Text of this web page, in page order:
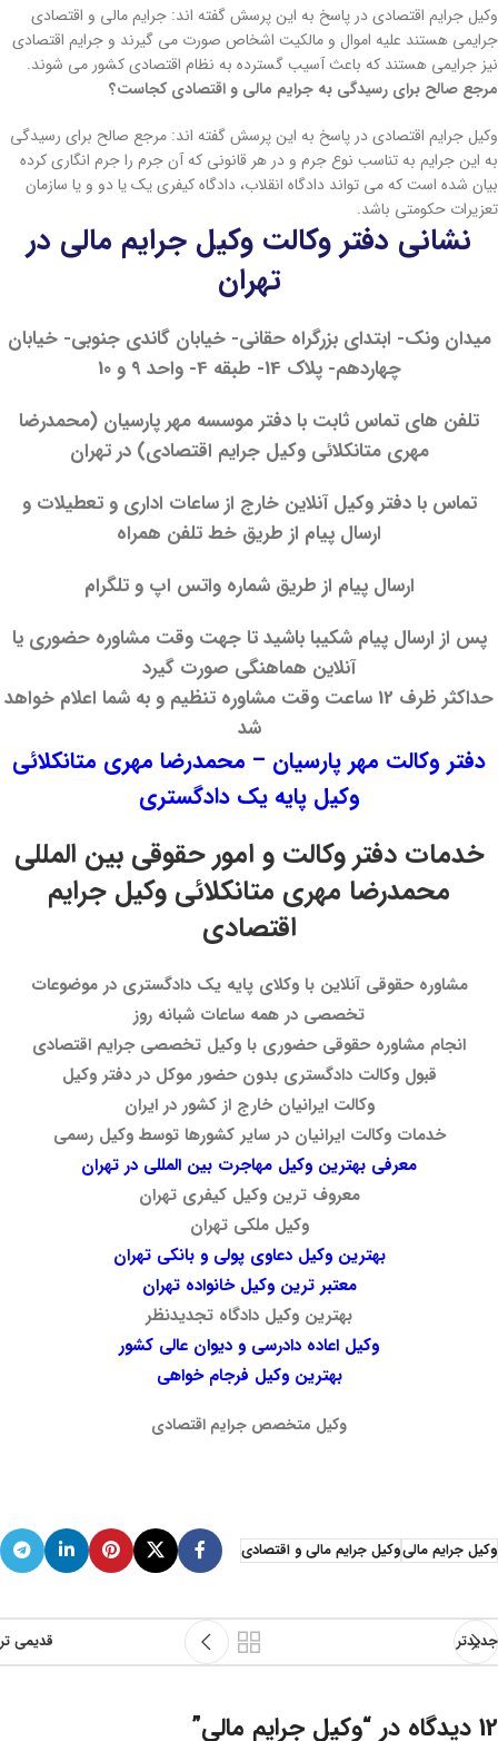
وکیل جرایم اقتصادی در پاسخ به این پرسش گفته اند: جرایم مالی و اقتصادی
جرایمی هستند علیه اموال و مالکیت اشخاص صورت می گیرند و جرایم اقتصادی
نیز جرایمی هستند که باعث آسیب گسترده به نظام اقتصادی کشور می شوند.
مرجع صالح برای رسیدگی به جرایم مالی و اقتصادی کجاست؟
وکیل جرایم اقتصادی در پاسخ به این پرسش گفته اند: مرجع صالح برای رسیدگی
به این جرایم به تناسب نوع جرم و در هر قانونی که آن جرم را جرم انگاری کرده
بیان شده است که می تواند دادگاه انقلاب، دادگاه کیفری یک یا دو و یا سازمان
تعزیرات حکومتی باشد.
نشانی دفتر وکالت وکیل جرایم مالی در
تهران
میدان ونک- ابتدای بزرگراه حقانی- خیابان گاندی جنوبی- خیابان
چهاردهم- پلاک 14- طبقه 4- واحد 9 و 10
تلفن‌ های تماس ثابت با دفتر موسسه مهر پارسیان (محمدرضا
مهری متانکلائی وکیل جرایم اقتصادی) در تهران
تماس با دفتر وکیل آنلاین خارج از ساعات اداری و تعطیلات و
ارسال پیام از طریق خط تلفن همراه
ارسال پیام از طریق شماره واتس اپ و تلگرام
پس از ارسال پیام شکیبا باشید تا جهت وقت مشاوره حضوری یا
آنلاین هماهنگی صورت گیرد
حداکثر ظرف 12 ساعت وقت مشاوره تنظیم و به شما اعلام خواهد
شد
دفتر وکالت مهر پارسیان – محمدرضا مهری متانکلائی
وکیل پایه یک دادگستری
خدمات دفتر وکالت و امور حقوقی بین المللی
محمدرضا مهری متانکلائی وکیل جرایم
اقتصادی
مشاوره حقوقی آنلاین با وکلای پایه یک دادگستری در موضوعات
تخصصی در همه ساعات شبانه روز
انجام مشاوره حقوقی حضوری با وکیل تخصصی جرایم اقتصادی
قبول وکالت دادگستری بدون حضور موکل در دفتر وکیل
وکالت ایرانیان خارج از کشور در ایران
خدمات وکالت ایرانیان در سایر کشورها توسط وکیل رسمی
معرفی بهترین وکیل مهاجرت بین المللی در تهران
معروف ترین وکیل کیفری تهران
وکیل ملکی تهران
بهترین وکیل دعاوی پولی و بانکی تهران
معتبر ترین وکیل خانواده تهران
بهترین وکیل دادگاه تجدیدنظر
وکیل اعاده دادرسی و دیوان عالی کشور
بهترین وکیل فرجام خواهی
وکیل متخصص جرایم اقتصادی
وکیل جرایم مالیوکیل جرایم مالی و اقتصادی
جدیدتر قدیمی تر
12 دیدگاه در “ وکیل جرایم مالی”